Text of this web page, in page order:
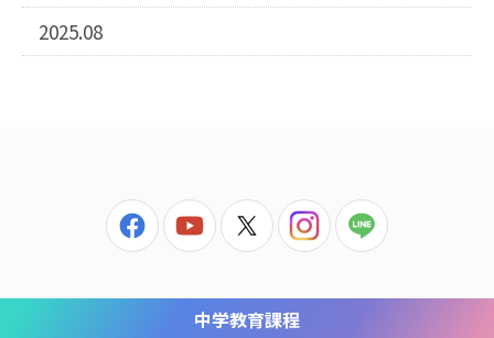
2025.08
中学教育課程